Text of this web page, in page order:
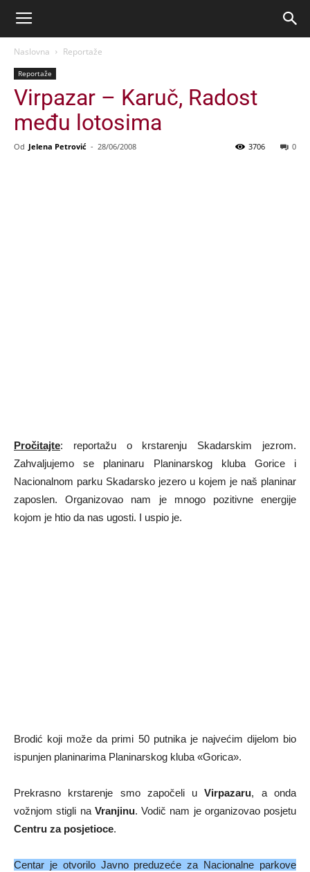
Naslovna Reportaže
Reportaže
Virpazar – Karuč, Radost
među lotosima
Od Jelena Petrović - 28/06/2008 0
3706
Pročitajte: reportažu o krstarenju Skadarskim jezrom.
Zahvaljujemo se planinaru Planinarskog kluba Gorice i
Nacionalnom parku Skadarsko jezero u kojem je naš planinar
zaposlen. Organizovao nam je mnogo pozitivne energije
kojom je htio da nas ugosti. I uspio je.
Brodić koji može da primi 50 putnika je najvećim dijelom bio
ispunjen planinarima Planinarskog kluba «Gorica».
Prekrasno krstarenje smo započeli uVirpazaru, a onda
vožnjom stigli na Vranjinu. Vodič nam je organizovao posjetu
Centru za posjetioce.
Centar je otvorilo Javno preduzeće za Nacionalne parkove